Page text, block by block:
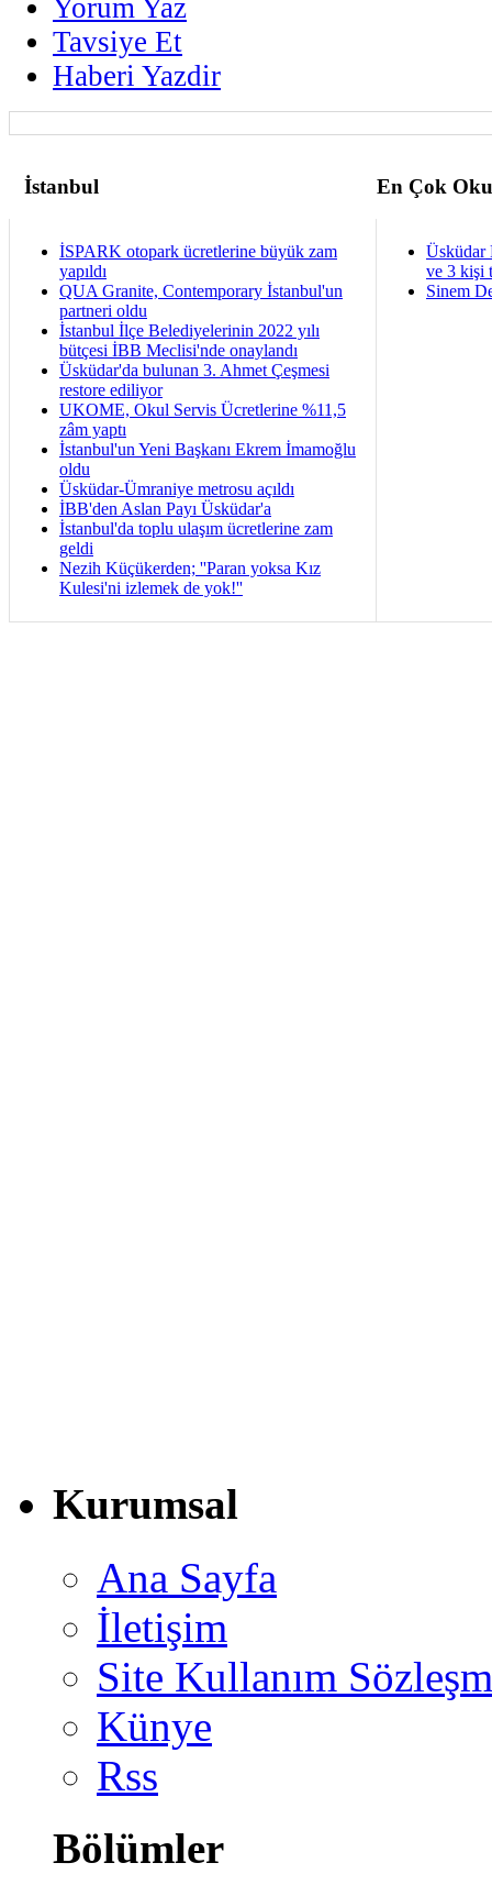
Yorum Yaz
Tavsiye Et
Haberi Yazdir
İstanbul En Çok
İSPARK otopark ücretlerine büyük zam
yapıldı
QUA Granite, Contemporary İstanbul'un
partneri oldu
İstanbul İlçe Belediyelerinin 2022 yılı
bütçesi İBB Meclisi'nde onaylandı
Üsküdar'da bulunan 3. Ahmet Çeşmesi
restore ediliyor
UKOME, Okul Servis Ücretlerine %11,5
zâm yaptı
İstanbul'un Yeni Başkanı Ekrem İmamoğlu
oldu
Üsküdar-Ümraniye metrosu açıldı
İBB'den Aslan Payı Üsküdar'a
İstanbul'da toplu ulaşım ücretlerine zam
geldi
Nezih Küçükerden; ''Paran yoksa Kız
Kulesi'ni izlemek de yok!''
Üsküdar
ve 3 kişi
Sinem
Kurumsal
Ana Sayfa
İletişim
Site Kullanım
Künye
Rss
Bölümler